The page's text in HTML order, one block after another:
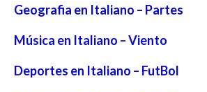
Geografia en Italiano – Partes
Música en Italiano – Viento
Deportes en Italiano – FutBol